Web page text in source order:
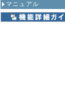
マニュアル